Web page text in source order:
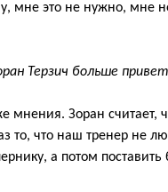
мне это не нужно, мне
Терзич больше
мнения. Зоран считает,
то, что наш тренер не
а потом